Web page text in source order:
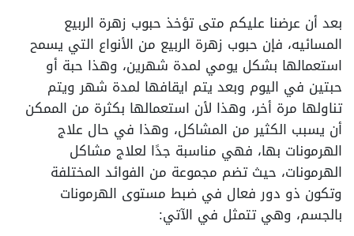
بعد أن عرضنا عليكم متى تؤخذ حبوب زهرة الربيع
المسائيه، فإن حبوب زهرة الربيع من الأنواع التي يسمح
استعمالها بشكل يومي لمدة شهرين، وهذا حبة أو
حبتين في اليوم وبعد يتم ايقافها لمدة شهر ويتم
تناولها مرة أخر، وهذا لأن استعمالها بكثرة من الممكن
أن يسبب الكثير من المشاكل، وهذا في حال علاج
الهرمونات بها، فهي مناسبة جدًا لعلاج مشاكل
الهرمونات، حيث تضم مجموعة من الفوائد المختلفة
وتكون ذو دور فعال في ضبط مستوى الهرمونات
بالجسم، وهي تتمثل في الآتي: